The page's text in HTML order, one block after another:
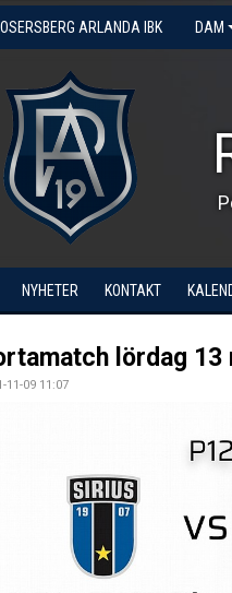
ARLANDA IBK DAM
NYHETER KONTAKT
lördag 13
11-09 11:07